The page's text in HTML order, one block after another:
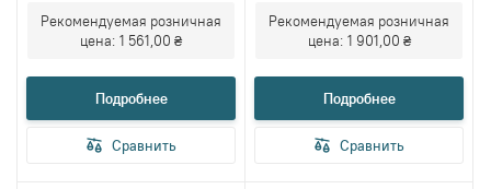
Рекомендуемая розничная
цена: 1 561,00 ₴
Подробнее
Сравнить
Рекомендуемая розничная
цена: 1 901,00 ₴
Подробнее
Сравнить